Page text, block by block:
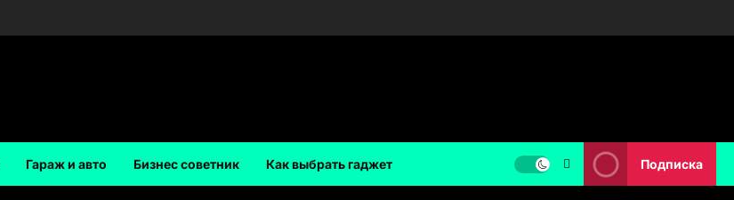
Гараж и авто Бизнес советник Как выбрать гаджет Подписка